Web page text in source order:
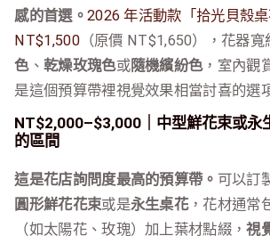
感的首選。 2026 年活動款「拾光貝殼
NT$1,500（原價 NT$1,650），花器寬
色、乾燥玫瑰色或隨機繽紛色，室內觀
是這個預算帶裡視覺效果相當討喜的選
NT$2,000–$3,000｜中型鮮花束或永
的區間
這是花店詢問度最高的預算帶。 可以訂
圓形鮮花花束或是永生桌花，花材通常
（如太陽花、玫瑰）加上葉材點綴，視